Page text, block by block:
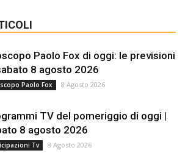
Paolo Fox di oggi: le previsioni
8 agosto 2026
Paolo Fox 8 Agosto 2026
TV del pomeriggio di oggi |
8 agosto 2026
Tv 8 Agosto 2026